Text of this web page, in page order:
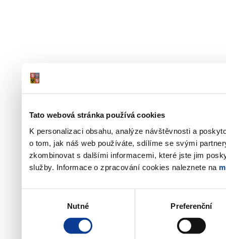
Tato webová stránka používá cookies
K personalizaci obsahu, analýze návštěvnosti a
o tom, jak náš web používáte, sdílíme se svými
zkombinovat s dalšími informacemi, které jste jim
služby. Informace o zpracování cookies naleznete na
Nutné Preferenční